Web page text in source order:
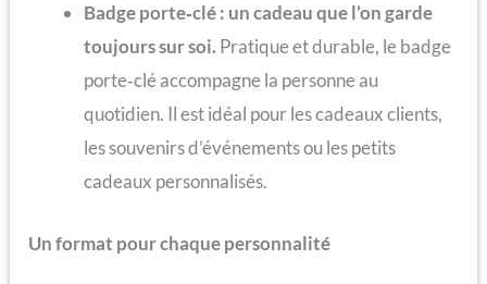
Badge porte‑clé : un cadeau que l’on garde
toujours sur soi. Pratique et durable, le badge
porte‑clé accompagne la personne au
quotidien. Il est idéal pour les cadeaux clients,
les souvenirs d’événements ou les petits
cadeaux personnalisés.
Un format pour chaque personnalité